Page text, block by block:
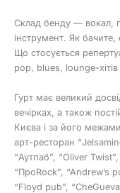
Склад бенду — вокал,
інструмент. Як бачите,
Що стосується
pop, blues, lounge-
Гурт має великий
вечірках, а також
Києва і за його
арт-ресторан
“Аутпаб”, “Oliver
“ПроRock”, “Andrew’s
“Floyd pub”,